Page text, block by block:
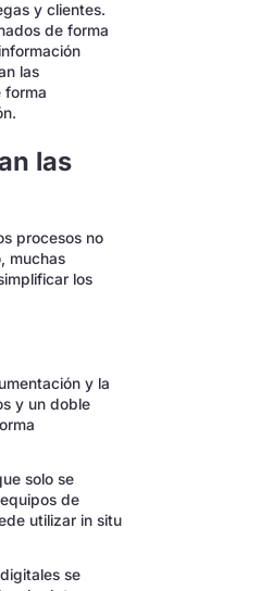
y clientes.
de forma
las
forma
las
procesos no
muchas
los
y la
y un doble
solo se
de
utilizar in situ
se